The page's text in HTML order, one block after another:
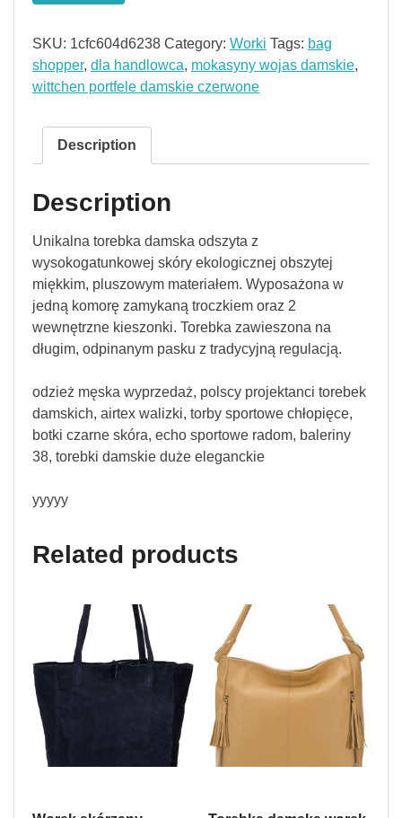
SKU: 1cfc604d6238 Category: Worki Tags: bag
shopper, dla handlowca, mokasyny wojas damskie,
wittchen portfele damskie czerwone
Description
Description
Unikalna torebka damska odszyta z
wysokogatunkowej skóry ekologicznej obszytej
miękkim, pluszowym materiałem. Wyposażona w
jedną komorę zamykaną troczkiem oraz 2
wewnętrzne kieszonki. Torebka zawieszona na
długim, odpinanym pasku z tradycyjną regulacją.
odzież męska wyprzedaż, polscy projektanci torebek
damskich, airtex walizki, torby sportowe chłopięce,
botki czarne skóra, echo sportowe radom, baleriny
38, torebki damskie duże eleganckie
yyyyy
Related products